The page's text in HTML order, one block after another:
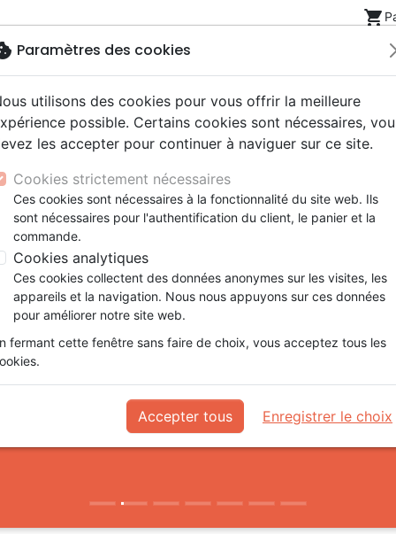
shopping_cart
NouveautésBibles
Segond 21
Segond
NEG
Livres
Famille, couple
Souffrance, Relation d'aide
Santé
eBooks
Couple
Méditations
Souffrance, Relation d'aide
Psychologie
Jeunesse
ans
Bibles jeunesse
Latino, Folk
Soul
Instrumental
Louange, Adoration
Hardrock, Métal
conférences
Documentaires, reportages
Accessoires de Bible
Papeterie
de nous lever
notre voix.»
Paramètres des cookies
utilisons des cookies pour vous offrir la meilleure
possible. Certains cookies sont nécessaires,
les accepter pour continuer à naviguer sur ce site.
Cookies strictement nécessaires
Ces cookies sont nécessaires à la fonctionnalité du site web. Ils
sont nécessaires pour l'authentification du client, le panier et la
commande.
Cookies analytiques
Ces cookies collectent des données anonymes sur les visites, les
appareils et la navigation. Nous nous appuyons sur ces données
pour améliorer notre site web.
fermant cette fenêtre sans faire de choix, vous acceptez tous les
Accepter tous Enregistrer le choix